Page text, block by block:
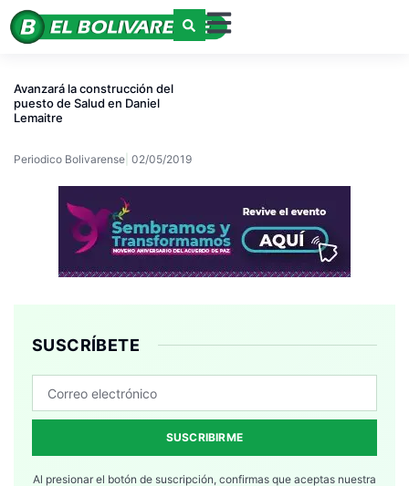
Avanzará la construcción del
puesto de Salud en Daniel
Lemaitre
Periodico Bolivarense 02/05/2019
SUSCRÍBETE
SUSCRIBIRME
Al presionar el botón de suscripción, confirmas que aceptas nuestra